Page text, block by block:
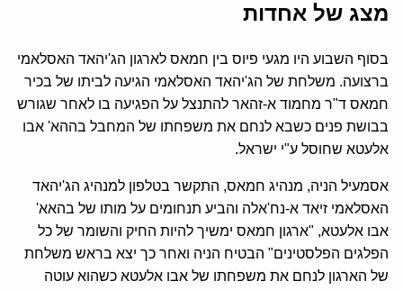
מצג של אחדות
בסוף השבוע היו מגעי פיוס בין חמאס לארגון הג'יהאד האסלאמי
ברצועה. משלחת של הג'יהאד האסלאמי הגיעה לביתו של בכיר
חמאס ד"ר מחמוד א-זהאר להתנצל על הפגיעה בו לאחר שגורש
בבושת פנים כשבא לנחם את משפחתו של המחבל בההא' אבו
אלעטא שחוסל ע"י ישראל.
אסמעיל הניה, מנהיג חמאס, התקשר בטלפון למנהיג הג'יהאד
האסלאמי זיאד א-נח'אלה והביע תנחומים על מותו של בהאא'
אבו אלעטא, "ארגון חמאס ימשיך להיות החיק והשומר של כל
הפלגים הפלסטינים" הבטיח הניה ואחר כך יצא בראש משלחת
של הארגון לנחם את משפחתו של אבו אלעטא כשהוא עוטה